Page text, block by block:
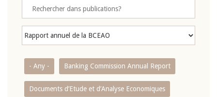
- Any - Banking Commission Annual Report
Documents d’Etude et d’Analyse Economiques